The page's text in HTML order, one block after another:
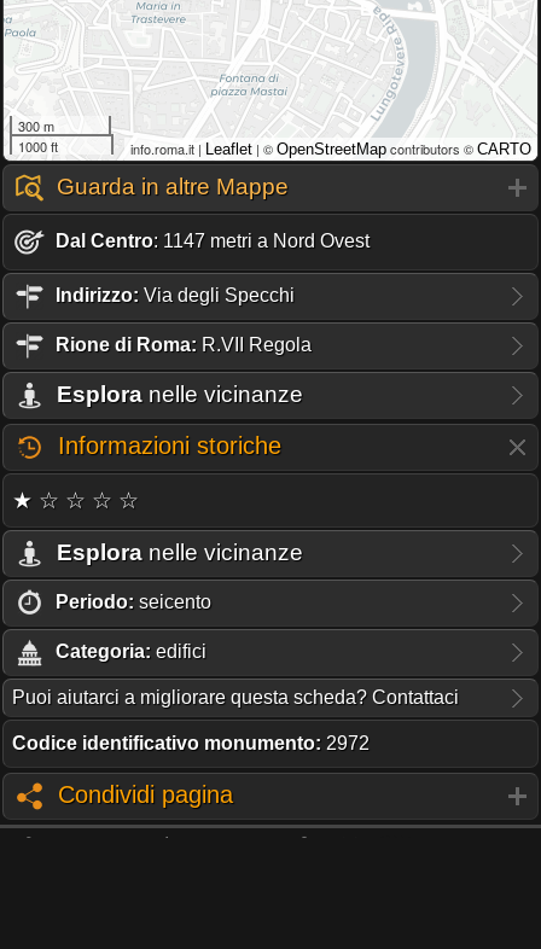
300 m
1000 ft
info.roma.it | Leaflet | © OpenStreetMap contributors © CARTO
Guarda in altre Mappe
Dal Centro: 1147 metri a Nord Ovest
Indirizzo: Via degli Specchi
Rione di Roma: R.VII Regola
Esplora nelle vicinanze
Informazioni storiche
★ ☆ ☆ ☆ ☆
Esplora nelle vicinanze
Periodo: seicento
Categoria: edifici
Puoi aiutarci a migliorare questa scheda? Contattaci
Codice identificativo monumento: 2972
Condividi pagina